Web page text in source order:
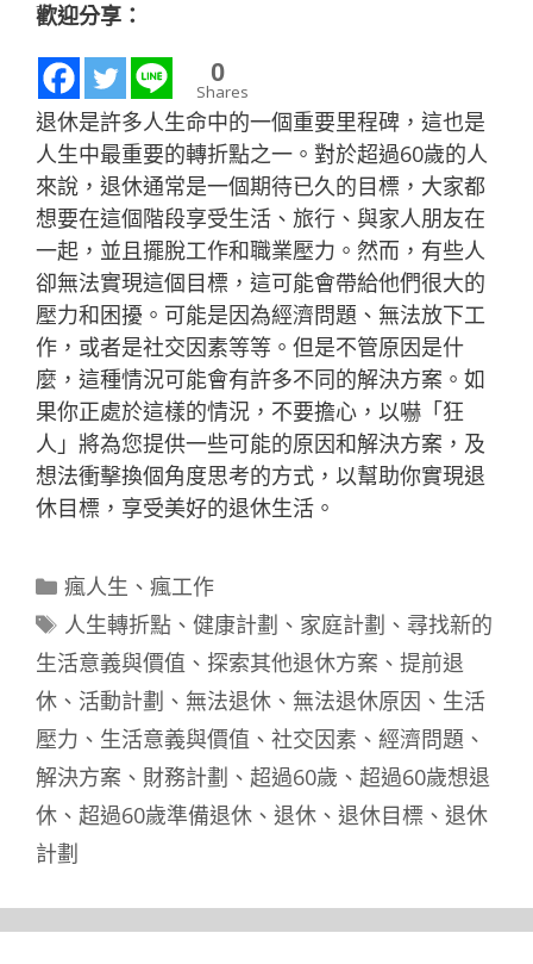
歡迎分享：
0
Shares
退休是許多人生命中的一個重要里程碑，這也是
人生中最重要的轉折點之一。對於超過60歲的人
來說，退休通常是一個期待已久的目標，大家都
想要在這個階段享受生活、旅行、與家人朋友在
一起，並且擺脫工作和職業壓力。然而，有些人
卻無法實現這個目標，這可能會帶給他們很大的
壓力和困擾。可能是因為經濟問題、無法放下工
作，或者是社交因素等等。但是不管原因是什
麼，這種情況可能會有許多不同的解決方案。如
果你正處於這樣的情況，不要擔心，以嚇「狂
人」將為您提供一些可能的原因和解決方案，及
想法衝擊換個角度思考的方式，以幫助你實現退
休目標，享受美好的退休生活。
分
類
瘋人生 、 瘋工作
標
籤
人生轉折點、 健康計劃 、 家庭計劃 、 尋找新的
生活意義與價值 、 探索其他退休方案 、 提前退
休 、 活動計劃 、 無法退休 、 無法退休原因 、 生活
壓力 、 生活意義與價值 、 社交因素 、 經濟問題 、
解決方案 、 財務計劃 、 超過60歲 、 超過60歲想退
休 、 超過60歲準備退休 、 退休 、 退休目標 、 退休
計劃